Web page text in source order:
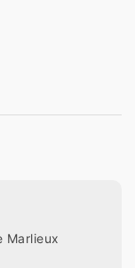
Marlieux